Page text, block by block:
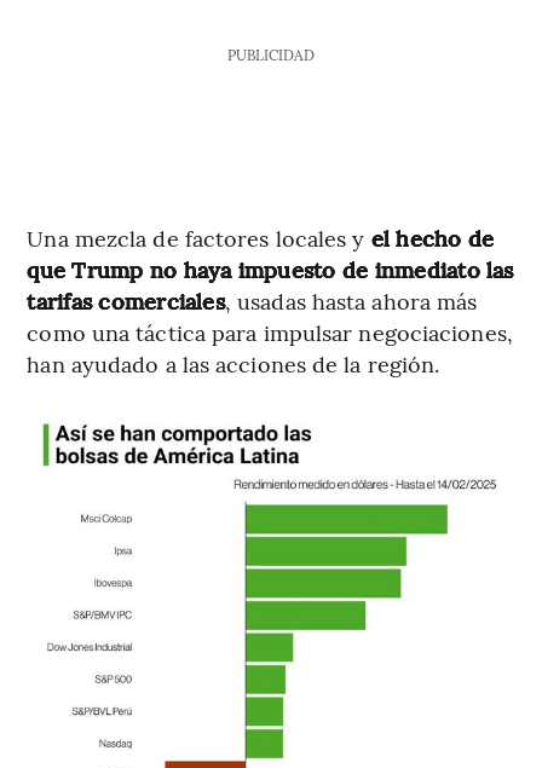
PUBLICIDAD
Una mezcla de factores locales y el hecho de
que Trump no haya impuesto de inmediato las
tarifas comerciales, usadas hasta ahora más
como una táctica para impulsar negociaciones,
han ayudado a las acciones de la región.